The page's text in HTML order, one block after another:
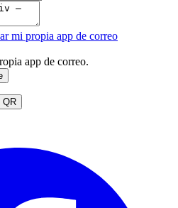
mi propia app de correo
app de correo.
QR